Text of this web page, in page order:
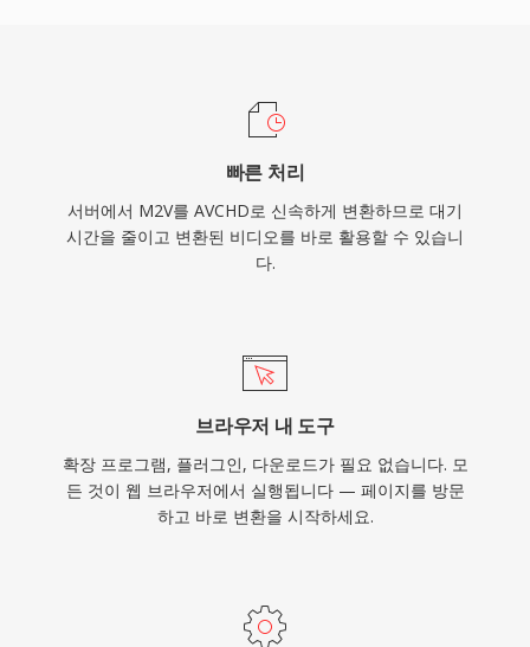
사용되며, 주요 비디오 편집 애플리케이션에서 계
빠른 처리
서버에서 M2V를 AVCHD로 신속하게 변환하므로 대기
시간을 줄이고 변환된 비디오를 바로 활용할 수 있습니
다.
브라우저 내 도구
확장 프로그램, 플러그인, 다운로드가 필요 없습니다. 모
든 것이 웹 브라우저에서 실행됩니다 — 페이지를 방문
하고 바로 변환을 시작하세요.